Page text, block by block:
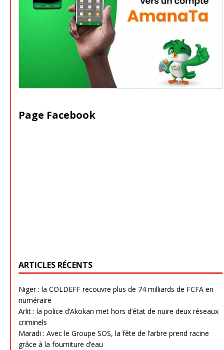
Page Facebook
ARTICLES RÉCENTS
Niger : la COLDEFF recouvre plus de 74 milliards de FCFA en
numéraire
Arlit : la police d’Akokan met hors d’état de nuire deux réseaux
criminels
Maradi : Avec le Groupe SOS, la fête de l’arbre prend racine
grâce à la fourniture d’eau